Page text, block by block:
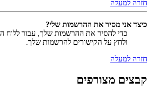
חזרה למעלה
כיצד אני מסיר את ההרשמות שלי?
כדי להסיר את ההרשמות שלך, עבור
ולחץ על הקישורים להרשמות שלך.
חזרה למעלה
קבצים מצורפים